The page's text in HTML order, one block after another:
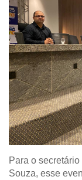
Para o
Souza, esse